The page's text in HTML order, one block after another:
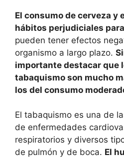
El consumo de cerveza y
hábitos perjudiciales
pueden tener efectos
organismo a largo plazo.
importante destacar que
tabaquismo son mucho
los del consumo
El tabaquismo es una de
de enfermedades
respiratorios y diversos
de pulmón y de boca. El